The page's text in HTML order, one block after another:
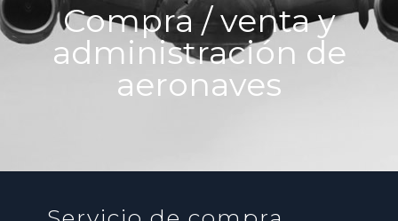
Compra / venta y
administración de
aeronaves